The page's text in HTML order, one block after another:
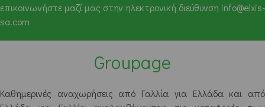
επικοινωνήστε μαζί μας στην ηλεκτρονική διεύθυνση info@elxis-
sa.com
Groupage
Καθημερινές αναχωρήσεις από Γαλλία για Ελλάδα και από